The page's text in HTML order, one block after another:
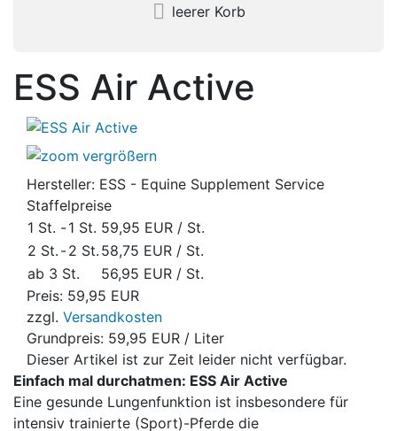
leerer Korb
ESS Air Active
vergrößern
Hersteller: ESS - Equine Supplement Service
Staffelpreise
1 St. -1 St. 59,95 EUR / St.
2 St. -2 St. 58,75 EUR / St.
ab 3 St.
56,95 EUR / St.
Preis: 59,95 EUR
zzgl. Versandkosten
Grundpreis: 59,95 EUR / Liter
Dieser Artikel ist zur Zeit leider nicht verfügbar.
Einfach mal durchatmen: ESS Air Active
Eine gesunde Lungenfunktion ist insbesondere für
intensiv trainierte (Sport)-Pferde die